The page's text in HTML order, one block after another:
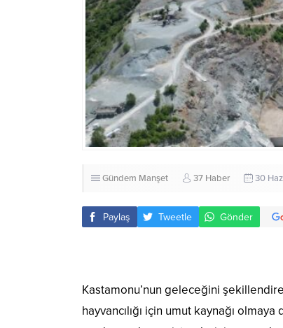
Gündem Manşet 37 Haber 30
Paylaş Tweetle Gönder
Kastamonu’nun geleceğini
hayvancılığı için umut kaynağı